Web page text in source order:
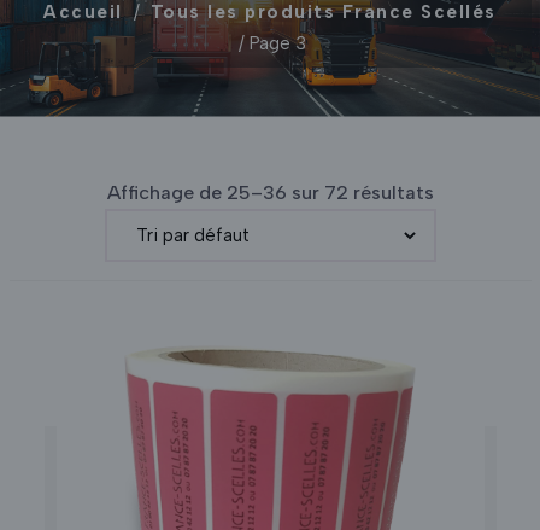
Accueil / Tous les produits France Scellés
/ Page 3
Affichage de 25–36 sur 72 résultats